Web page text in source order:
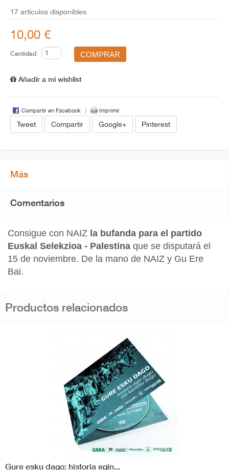
17 artículos disponibles
10,00 €
Cantidad
Añadir a mi wishlist
Compartir en Facebook Imprimir
Tweet Compartir Google+ Pinterest
Más
Comentarios
Consigue con NAIZ la bufanda para el partido
Euskal Selekzioa - Palestina que se disputará el
15 de noviembre. De la mano de NAIZ y Gu Ere
Bai.
Productos relacionados
Gure esku dago: historia egin...